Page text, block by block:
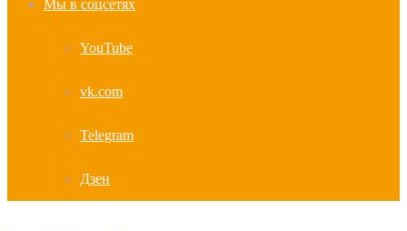
Мы в соцсетях
YouTube
vk.com
Telegram
Дзен